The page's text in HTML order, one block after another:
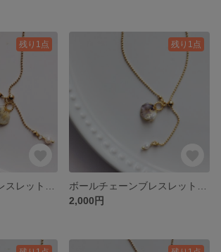
残り1点 残り1点
2,000円